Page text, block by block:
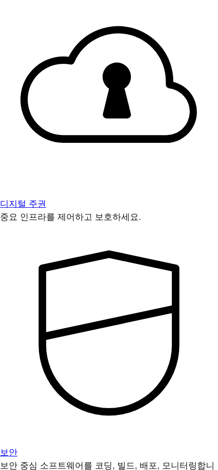
디지털 주권
중요 인프라를 제어하고 보호하세요.
보안
보안 중심 소프트웨어를 코딩, 빌드, 배포, 모니터링합니